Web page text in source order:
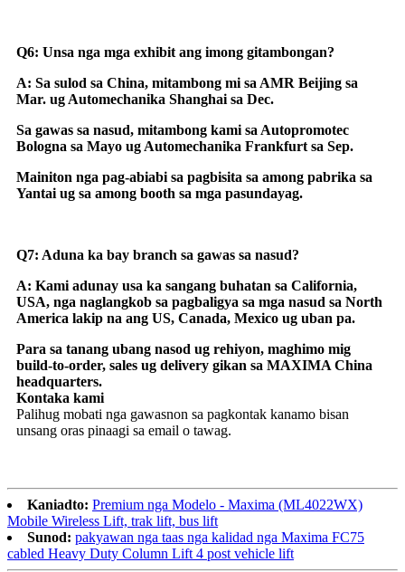
Q6: Unsa nga mga exhibit ang imong gitambongan?
A: Sa sulod sa China, mitambong mi sa AMR Beijing sa
Mar. ug Automechanika Shanghai sa Dec.
Sa gawas sa nasud, mitambong kami sa Autopromotec
Bologna sa Mayo ug Automechanika Frankfurt sa Sep.
Mainiton nga pag-abiabi sa pagbisita sa among pabrika sa
Yantai ug sa among booth sa mga pasundayag.
Q7: Aduna ka bay branch sa gawas sa nasud?
A: Kami adunay usa ka sangang buhatan sa California,
USA, nga naglangkob sa pagbaligya sa mga nasud sa North
America lakip na ang US, Canada, Mexico ug uban pa.
Para sa tanang ubang nasod ug rehiyon, maghimo mig
build-to-order, sales ug delivery gikan sa MAXIMA China
headquarters.
Kontaka kami
Palihug mobati nga gawasnon sa pagkontak kanamo bisan
unsang oras pinaagi sa email o tawag.
Kaniadto: Premium nga Modelo - Maxima (ML4022WX)
Mobile Wireless Lift, trak lift, bus lift
Sunod: pakyawan nga taas nga kalidad nga Maxima FC75
cabled Heavy Duty Column Lift 4 post vehicle lift